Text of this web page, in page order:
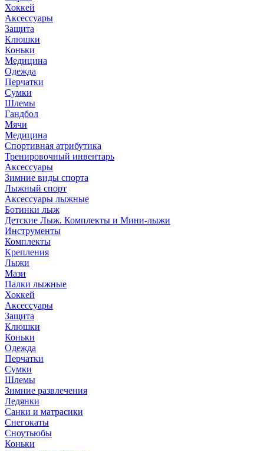
Хоккей
Аксессуары
Защита
Клюшки
Коньки
Медицина
Одежда
Перчатки
Сумки
Шлемы
Гандбол
Мячи
Медицина
Спортивная атрибутика
Тренировочный инвентарь
Аксессуары
Зимние виды спорта
Лыжный спорт
Аксессуары лыжные
Ботинки лыж
Детские Лыж. Комплекты и Мини-лыжи
Инструменты
Комплекты
Крепления
Лыжи
Мази
Палки лыжные
Хоккей
Аксессуары
Защита
Клюшки
Коньки
Одежда
Перчатки
Сумки
Шлемы
Зимние развлечения
Ледянки
Санки и матрасики
Снегокаты
Сноутьюбы
Коньки